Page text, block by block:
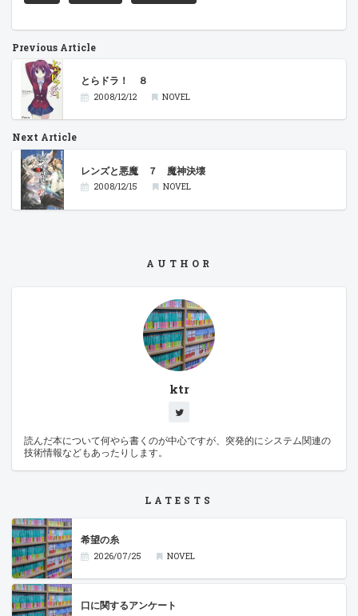
Previous Article
とらドラ！ ８
2008/12/12 NOVEL
Next Article
レンズと悪魔 ７ 魔神決壊
2008/12/15 NOVEL
AUTHOR
ktr
読んだ本について何やら書くのが中心ですが、突発的にシステム関連の
技術情報などもあったりします。
LATESTS
希望の糸
2026/07/25 NOVEL
口に関するアンケート